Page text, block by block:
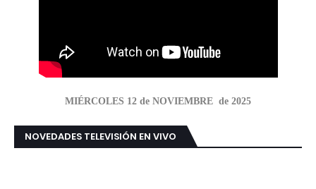
MIÉRCOLES 12 de NOVIEMBRE de 2025
NOVEDADES TELEVISIÓN EN VIVO